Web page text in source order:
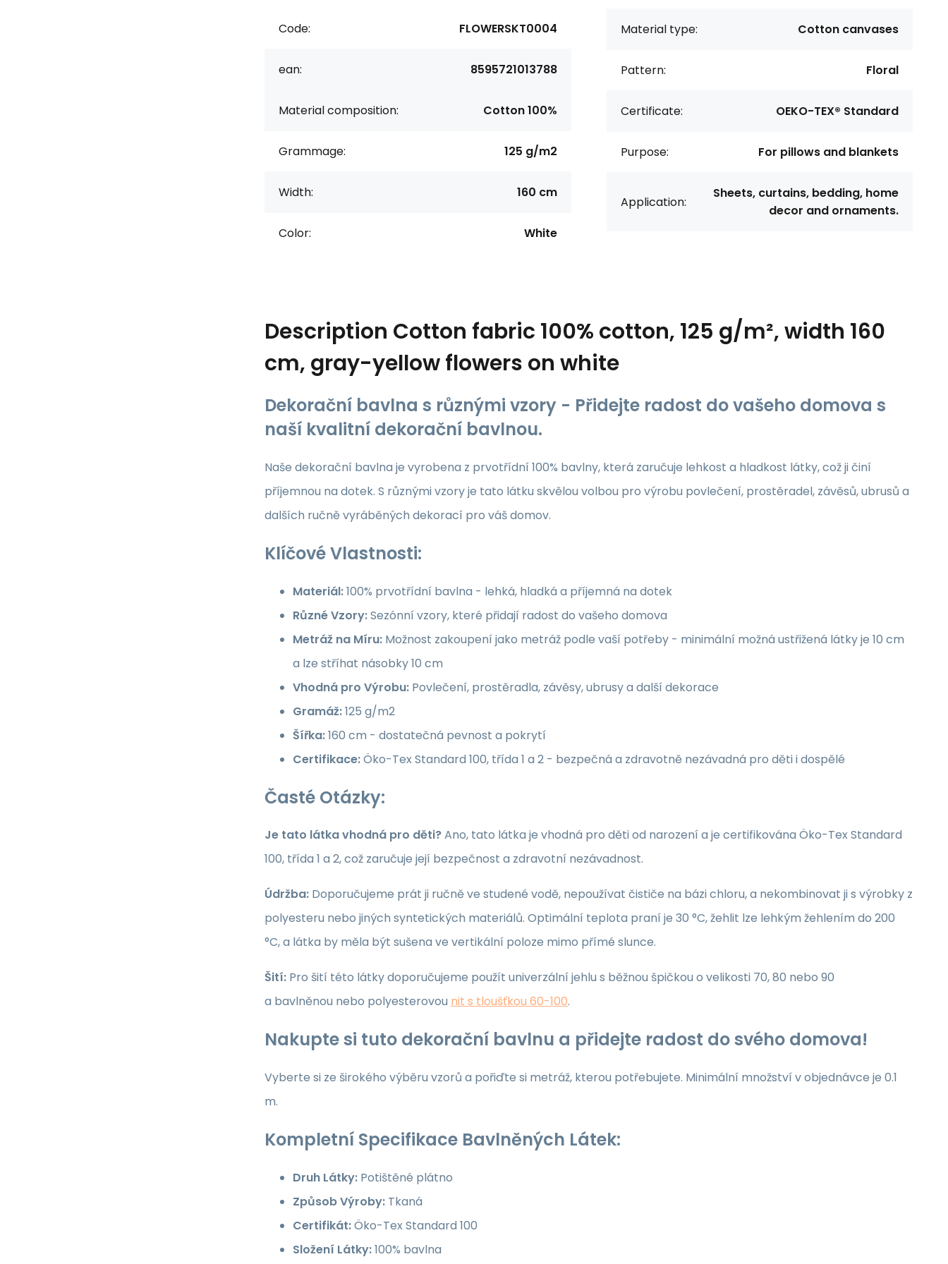
Code: FLOWERSKT0004
ean: 8595721013788
Material composition: Cotton 100%
Grammage: 125 g/m2
Width: 160 cm
Color: White
Material type: Cotton canvases
Pattern: Floral
Certificate: OEKO-TEX® Standard
Purpose: For pillows and blankets
Application:
Sheets, curtains, bedding, home
decor and ornaments.
Description Cotton fabric 100% cotton, 125 g/m², width 160
cm, gray-yellow flowers on white
Dekorační bavlna s různými vzory - Přidejte radost do vašeho domova s
naší kvalitní dekorační bavlnou.
Naše dekorační bavlna je vyrobena z prvotřídní 100% bavlny, která zaručuje lehkost a hladkost látky, což ji činí
příjemnou na dotek. S různými vzory je tato látku skvělou volbou pro výrobu povlečení, prostěradel, závěsů, ubrusů a
dalších ručně vyráběných dekorací pro váš domov.
Klíčové Vlastnosti:
Materiál:100% prvotřídní bavlna - lehká, hladká a příjemná na dotek
Různé Vzory:Sezónní vzory, které přidají radost do vašeho domova
Metráž na Míru: Možnost zakoupení jako metráž podle vaší potřeby - minimální možná ustřižená látky je 10 cm
a lze stříhat násobky 10 cm
Vhodná pro Výrobu: Povlečení, prostěradla, závěsy, ubrusy a další dekorace
Gramáž:125 g/m2
Šířka:160 cm - dostatečná pevnost a pokrytí
Certifikace:Öko-Tex Standard 100, třída 1 a 2 - bezpečná a zdravotně nezávadná pro děti i dospělé
Časté Otázky:
Je tato látka vhodná pro děti?Ano, tato látka je vhodná pro děti od narození a je certifikována Öko-Tex Standard
100, třída 1 a 2, což zaručuje její bezpečnost a zdravotní nezávadnost.
Údržba: Doporučujeme prát ji ručně ve studené vodě, nepoužívat čističe na bázi chloru, a nekombinovat ji s výrobky z
polyesteru nebo jiných syntetických materiálů. Optimální teplota praní je 30 °C, žehlit lze lehkým žehlením do 200
°C, a látka by měla být sušena ve vertikální poloze mimo přímé slunce.
Šití: Pro šití této látky doporučujeme použít univerzální jehlu s běžnou špičkou o velikosti 70, 80 nebo 90
a bavlněnou nebo polyesterovou nit s tloušťkou 60-100.
Nakupte si tuto dekorační bavlnu a přidejte radost do svého domova!
Vyberte si ze širokého výběru vzorů a pořiďte si metráž, kterou potřebujete. Minimální množství v objednávce je 0.1
m.
Kompletní Specifikace Bavlněných Látek:
Druh Látky: Potištěné plátno
Způsob Výroby: Tkaná
Certifikát:Öko-Tex Standard 100
Složení Látky:100% bavlna